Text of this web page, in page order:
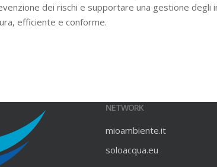
dei rischi e supportare una gestione degli
efficiente e conforme.
NETWORK
mioambiente.it
soloacqua.eu